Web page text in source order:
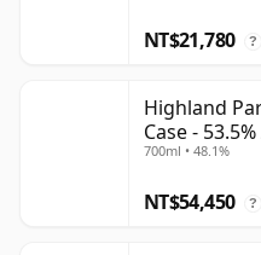
NT$21,780 ?
Highland
Case - 53.5%
700ml • 48.1%
NT$54,450 ?